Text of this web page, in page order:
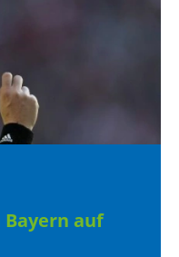
Bayern auf